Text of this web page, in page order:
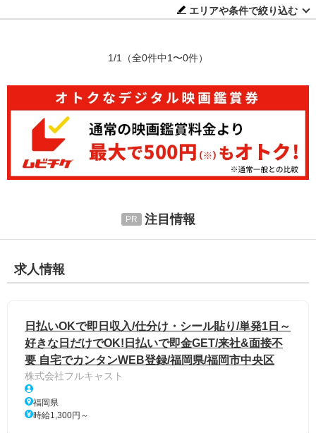
エリアや条件で絞り込む
1/1 （全0件中1〜0件）
注目情報
求人情報
日払いOKで即日収入/仕分け・シール貼り/単発1日～
好きな日だけでOK!日払いで即金GET/来社&面接不
要 自宅でカンタンWEB登録/福岡県/福岡市中央区
株式会社フルキャスト
福岡県
時給1,300円～